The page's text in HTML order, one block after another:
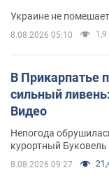
Украине не
8.08.2026 05:10 1,9
В Прикарпатье
сильный
Видео
Непогода
курортный Буковель
8.08.2026 09:27